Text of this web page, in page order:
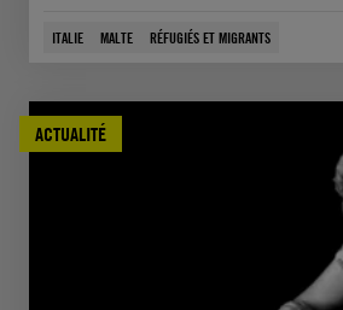
ITALIE MALTE RÉFUGIÉS ET MIGRANTS
ACTUALITÉ